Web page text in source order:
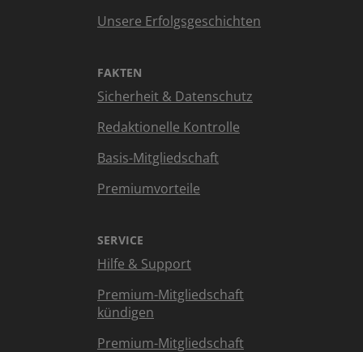
Unsere Erfolgsgeschichten
FAKTEN
Sicherheit & Datenschutz
Redaktionelle Kontrolle
Basis-Mitgliedschaft
Premiumvorteile
SERVICE
Hilfe & Support
Premium-Mitgliedschaft
kündigen
Premium-Mitgliedschaft